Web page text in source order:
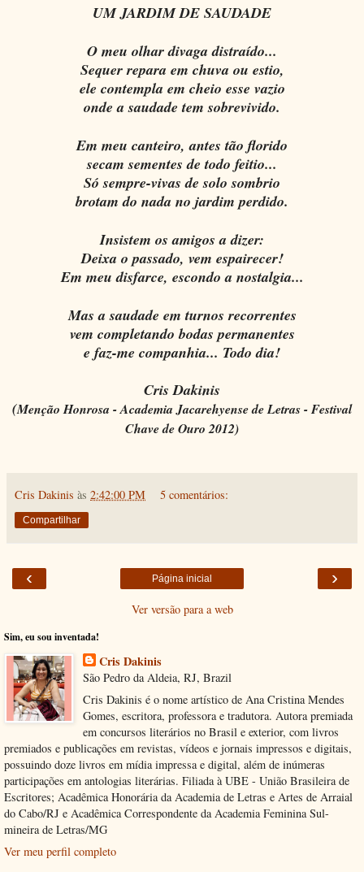
UM JARDIM DE SAUDADE
O meu olhar divaga distraído...
Sequer repara em chuva ou estio,
ele contempla em cheio esse vazio
onde a saudade tem sobrevivido.
Em meu canteiro, antes tão florido
secam sementes de todo feitio...
Só sempre-vivas de solo sombrio
brotam do nada no jardim perdido.
Insistem os amigos a dizer:
Deixa o passado, vem espairecer!
Em meu disfarce, escondo a nostalgia...
Mas a saudade em turnos recorrentes
vem completando bodas permanentes
e faz-me companhia... Todo dia!
Cris Dakinis
(Menção Honrosa - Academia Jacarehyense de Letras - Festival
Chave de Ouro 2012)
Cris Dakinis às 2:42:00 PM 5 comentários:
Compartilhar
‹ ›
Página inicial
Ver versão para a web
Sim, eu sou inventada!
Cris Dakinis
São Pedro da Aldeia, RJ, Brazil
Cris Dakinis é o nome artístico de Ana Cristina Mendes
Gomes, escritora, professora e tradutora. Autora premiada
em concursos literários no Brasil e exterior, com livros
premiados e publicações em revistas, vídeos e jornais impressos e digitais,
possuindo doze livros em mídia impressa e digital, além de inúmeras
participações em antologias literárias. Filiada à UBE - União Brasileira de
Escritores; Acadêmica Honorária da Academia de Letras e Artes de Arraial
do Cabo/RJ e Acadêmica Correspondente da Academia Feminina Sul-
mineira de Letras/MG
Ver meu perfil completo